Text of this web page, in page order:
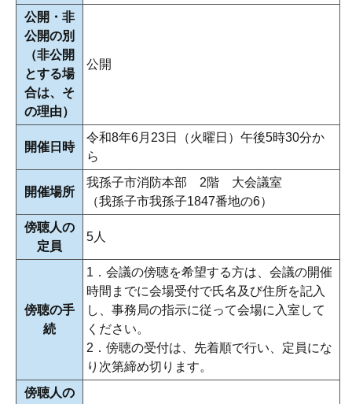
公開・非
公開の別
（非公開
とする場
合は、そ
の理由）
公開
開催日時
令和8年6月23日（火曜日）午後5時30分か
ら
開催場所
我孫子市消防本部 2階 大会議室
（我孫子市我孫子1847番地の6）
傍聴人の
定員
5人
傍聴の手
続
1．会議の傍聴を希望する方は、会議の開催
時間までに会場受付で氏名及び住所を記入
し、事務局の指示に従って会場に入室して
ください。
2．傍聴の受付は、先着順で行い、定員にな
り次第締め切ります。
傍聴人の